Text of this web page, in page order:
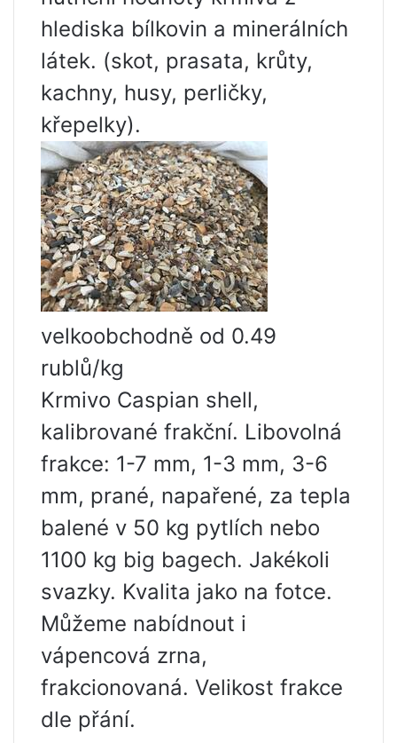
hlediska bílkovin a minerálních
látek. (skot, prasata, krůty,
kachny, husy, perličky,
křepelky).
velkoobchodně od 0.49
rublů/kg
Krmivo Caspian shell,
kalibrované frakční. Libovolná
frakce: 1-7 mm, 1-3 mm, 3-6
mm, prané, napařené, za tepla
balené v 50 kg pytlích nebo
1100 kg big bagech. Jakékoli
svazky. Kvalita jako na fotce.
Můžeme nabídnout i
vápencová zrna,
frakcionovaná. Velikost frakce
dle přání.